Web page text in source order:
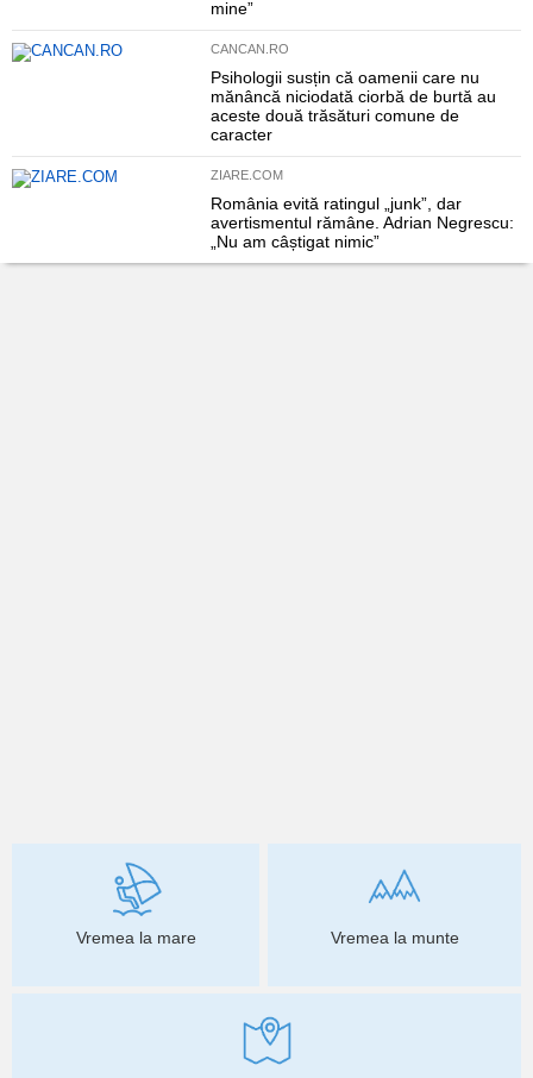
mine”
CANCAN.RO
Psihologii susțin că oamenii care nu
mănâncă niciodată ciorbă de burtă au
aceste două trăsături comune de
caracter
ZIARE.COM
România evită ratingul „junk”, dar
avertismentul rămâne. Adrian Negrescu:
„Nu am câștigat nimic”
Vremea la mare Vremea la munte